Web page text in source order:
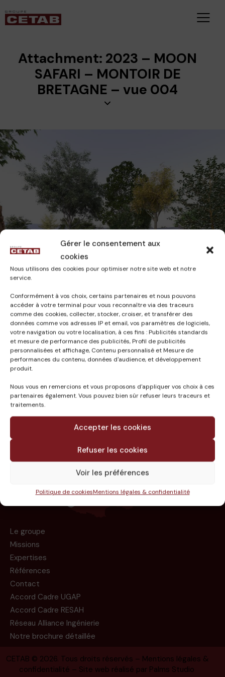
Gérer le consentement aux
cookies
Nous utilisons des cookies pour optimiser notre site web et notre
service.
Conformément à vos choix, certains partenaires et nous pouvons
accéder à votre terminal pour vous reconnaître via des traceurs
comme des cookies, collecter, stocker, croiser, et transférer des
données comme vos adresses IP et email, vos paramètres de logiciels,
votre navigation ou votre localisation, à ces fins : Publicités standards
et mesure de performance des publicités, Profil de publicités
personnalisées et affichage, Contenu personnalisé et Mesure de
performances du contenu, données d'audience, et développement
produit.
Nous vous en remercions et vous proposons d'appliquer vos choix à ces
partenaires également. Vous pouvez bien sûr refuser leurs traceurs et
traitements.
Accepter les cookies
Refuser les cookies
Voir les préférences
Politique de cookiesMentions légales & confidentialité
Attachment: 2023 – MOON
SAFARI – MONTOIR DE
BRETAGNE – vue 004
CAMILLE 25 février 2025
Published in
RECONSTRUCTION DU
GROUPE SCOLAIRE
JEAN JAURES A
BRETAGNE (44)
Le groupe
Missions
Expertises
Références
Contact
Accord Cadre UGAP
Accord Cadre RESAH
Réseau Alliance Ingénierie
Notre brochure détaillée
CETAB © 2026. Tous droits réservés – Mentions légales &
confidentialité – Site web réalisé par Palms Studio